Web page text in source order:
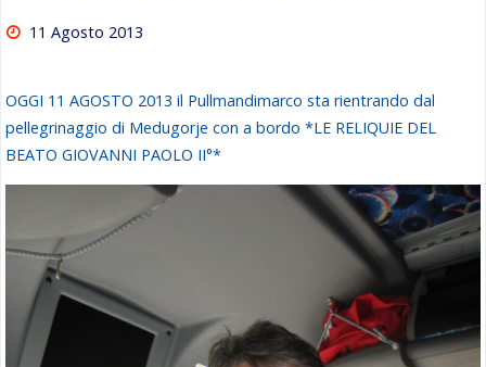
11 Agosto 2013
OGGI 11 AGOSTO 2013 il Pullmandimarco sta rientrando dal
pellegrinaggio di Medugorje con a bordo *LE RELIQUIE DEL
BEATO GIOVANNI PAOLO II°*